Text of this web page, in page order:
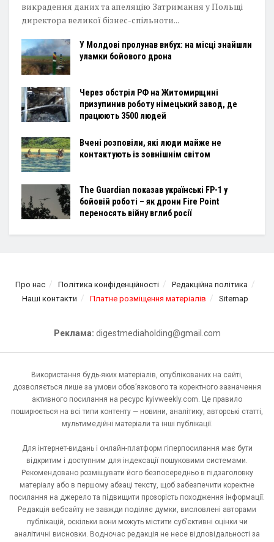
викрадення даних та апеляцію Затримання у Польщі
директора великої бізнес-спільноти...
У Молдові пролунав вибух: на місці знайшли
уламки бойового дрона
Через обстріл РФ на Житомирщині
призупинив роботу німецький завод, де
працюють 3500 людей
Вчені розповіли, які люди майже не
контактують із зовнішнім світом
The Guardian показав українські FP-1 у
бойовій роботі – як дрони Fire Point
переносять війну вглиб росії
Про нас Політика конфіденційності
Редакційна політика
Наші контакти
Платне розміщення матеріалів Sitemap
Реклама: digestmediaholding@gmail.com
Використання будь-яких матеріалів, опублікованих на сайті,
дозволяється лише за умови обов’язкового та коректного зазначення
активного посилання на ресурс kyivweekly.com. Це правило
поширюється на всі типи контенту — новини, аналітику, авторські статті,
мультимедійні матеріали та інші публікації.
Для інтернет-видань і онлайн-платформ гіперпосилання має бути
відкритим і доступним для індексації пошуковими системами.
Рекомендовано розміщувати його безпосередньо в підзаголовку
матеріалу або в першому абзаці тексту, щоб забезпечити коректне
посилання на джерело та підвищити прозорість походження інформації.
Редакція вебсайту не завжди поділяє думки, висловлені авторами
публікацій, оскільки вони можуть містити суб’єктивні оцінки чи
аналітичні висновки. Водночас редакція не несе відповідальності за